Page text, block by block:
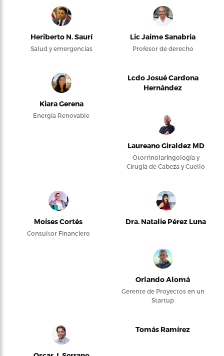
Heriberto N. Saurí
Salud y emergencias
Lic Jaime Sanabria
Profesor de derecho
Kiara Gerena
Energía Renovable
Lcdo Josué Cardona
Hernández
Laureano Giraldez MD
Otorrinolaringología y
Cirugía de Cabeza y Cuello
Moises Cortés
Consultor Financiero
Dra. Natalie Pérez Luna
Orlando Alomá
Gerente de Proyectos en un
Startup
Tomás Ramírez